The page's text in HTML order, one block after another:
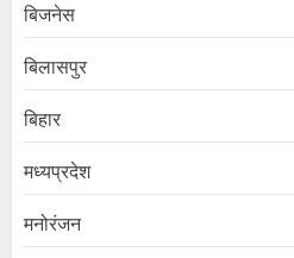
बिजनेस
बिलासपुर
बिहार
मध्यप्रदेश
मनोरंजन